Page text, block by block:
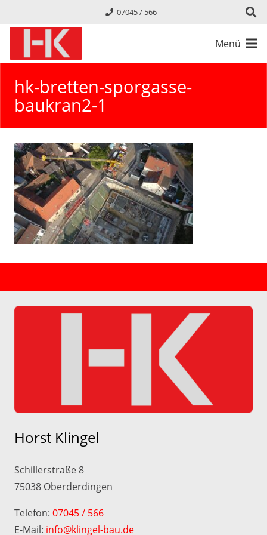
07045 / 566
Menü
hk-bretten-sporgasse-
baukran2-1
Horst Klingel
Schillerstraße 8
75038 Oberderdingen
Telefon: 07045 / 566
E-Mail: info@klingel-bau.de